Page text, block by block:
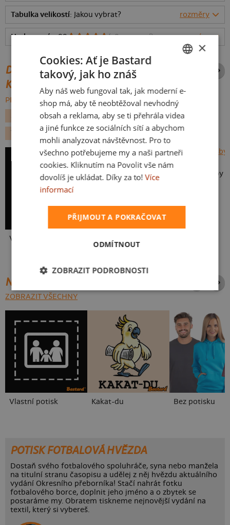
Tabulka velikostí: Jakou vybrat? rozměry
Hodnocení:4.88 (284recenzí) více
DALŠÍ POTISKY ZE STEJNÉ
KATEGORIE
PROCHÁZET VŠE:
VLASTNÍ TEXT FOTBAL
DEN OTCŮ
VLASTNÍ POTISK
Vlastní potisk
NEJPRODÁVANĚJŠÍ POTISKY
ZOBRAZIT VŠECHNY
Vlastní potisk Kakat-du Bez potisku
POTISK FOTBALOVÁ HVĚZDA
Dostaň svého fotbalového spoluhráče, syna nebo manžela
na titulní stranu časopisu a udělej z něj hvězdu aktuálního
vydání Okresního přeborníka! Stačí nahrát fotku
fotbalového borce, doplnit jeho jméno a o zbytek se
postaráme my. Obratem tiskneme nejnovější vydání na
textil, který si vybereš.
SLOVAK
×
Cookies: Ať je Bastard
takový, jak ho znáš
Aby náš web fungoval tak, jak moderní e-
shop má, aby tě neobtěžoval nevhodný
obsah a reklama, aby se ti přehrála videa
a jiné funkce ze sociálních sítí a abychom
mohli analyzovat návštěvnost. Pro to
všechno potřebujeme my a naši partneři
cookies. Kliknutím na Povolit vše nám
dovolíš je ukládat. Díky za to! Více
informací
PŘIJMOUT A POKRAČOVAT
ODMÍTNOUT
ZOBRAZIT PODROBNOSTI